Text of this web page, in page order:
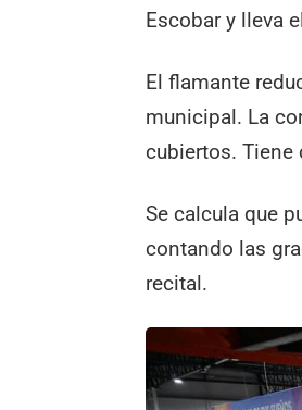
Escobar y lleva
El flamante
municipal. La
cubiertos. Tiene
Se calcula que
contando las
recital.